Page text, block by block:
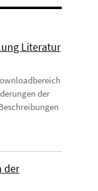
Literatur
der
der